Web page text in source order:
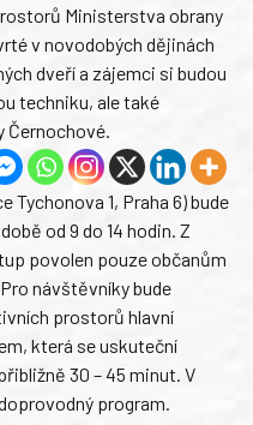
Ministerstva obrany
v novodobých dějinách
dveří a zájemci si budou
techniku, ale také
Černochové.
Tychonova 1, Praha 6) bude
od 9 do 14 hodin. Z
povolen pouze občanům
návštěvníky bude
prostorů hlavní
která se uskuteční
30 – 45 minut. V
program.